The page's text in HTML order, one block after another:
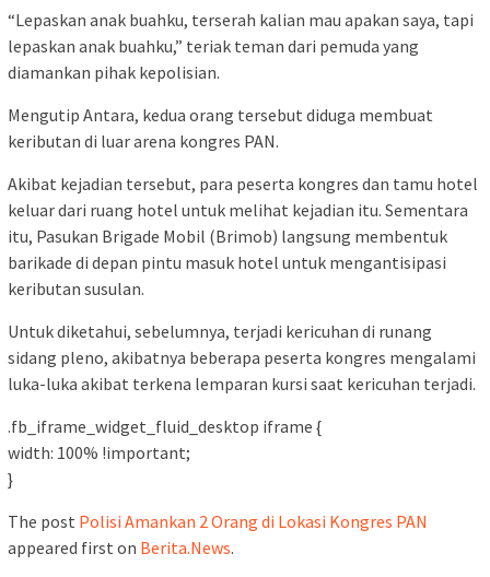
“Lepaskan anak buahku, terserah kalian mau apakan saya, tapi
lepaskan anak buahku,” teriak teman dari pemuda yang
diamankan pihak kepolisian.
Mengutip Antara, kedua orang tersebut diduga membuat
keributan di luar arena kongres PAN.
Akibat kejadian tersebut, para peserta kongres dan tamu hotel
keluar dari ruang hotel untuk melihat kejadian itu. Sementara
itu, Pasukan Brigade Mobil (Brimob) langsung membentuk
barikade di depan pintu masuk hotel untuk mengantisipasi
keributan susulan.
Untuk diketahui, sebelumnya, terjadi kericuhan di runang
sidang pleno, akibatnya beberapa peserta kongres mengalami
luka-luka akibat terkena lemparan kursi saat kericuhan terjadi.
.fb_iframe_widget_fluid_desktop iframe {
width: 100% !important;
}
The post Polisi Amankan 2 Orang di Lokasi Kongres PAN
appeared first on Berita.News.